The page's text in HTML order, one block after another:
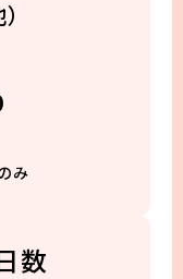
み
数